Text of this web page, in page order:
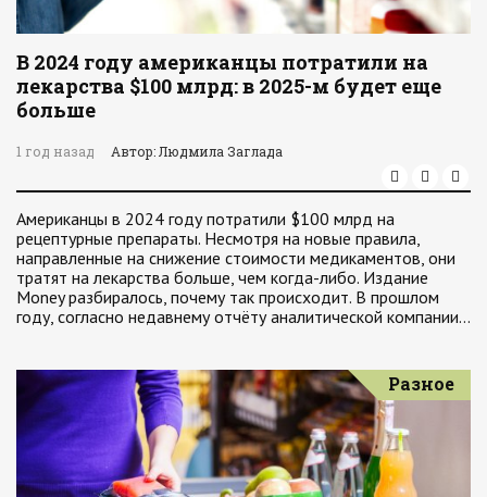
В 2024 году американцы потратили на
лекарства $100 млрд: в 2025-м будет еще
больше
1 год назад Автор: Людмила Заглада
Американцы в 2024 году потратили $100 млрд на
рецептурные препараты. Несмотря на новые правила,
направленные на снижение стоимости медикаментов, они
тратят на лекарства больше, чем когда-либо. Издание
Money разбиралось, почему так происходит. В прошлом
году, согласно недавнему отчёту аналитической компании…
Разное